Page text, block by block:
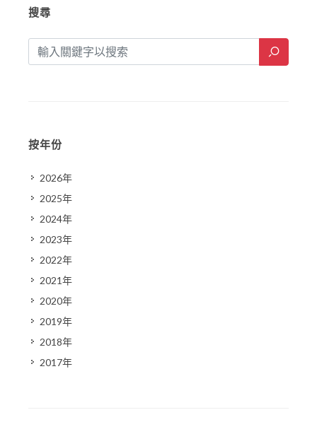
搜尋
按年份
2026年
2025年
2024年
2023年
2022年
2021年
2020年
2019年
2018年
2017年